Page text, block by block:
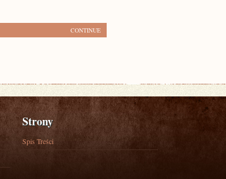
CONTINUE
Strony
Spis Treści